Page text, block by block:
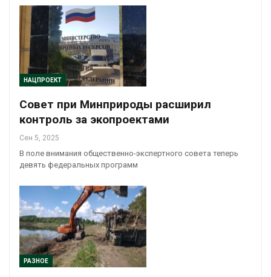
НАЦПРОЕКТ
Совет при Минприроды расширил
контроль за экопроектами
Сен 5, 2025
В поле внимания общественно-экспертного совета теперь
девять федеральных программ
РАЗНОЕ